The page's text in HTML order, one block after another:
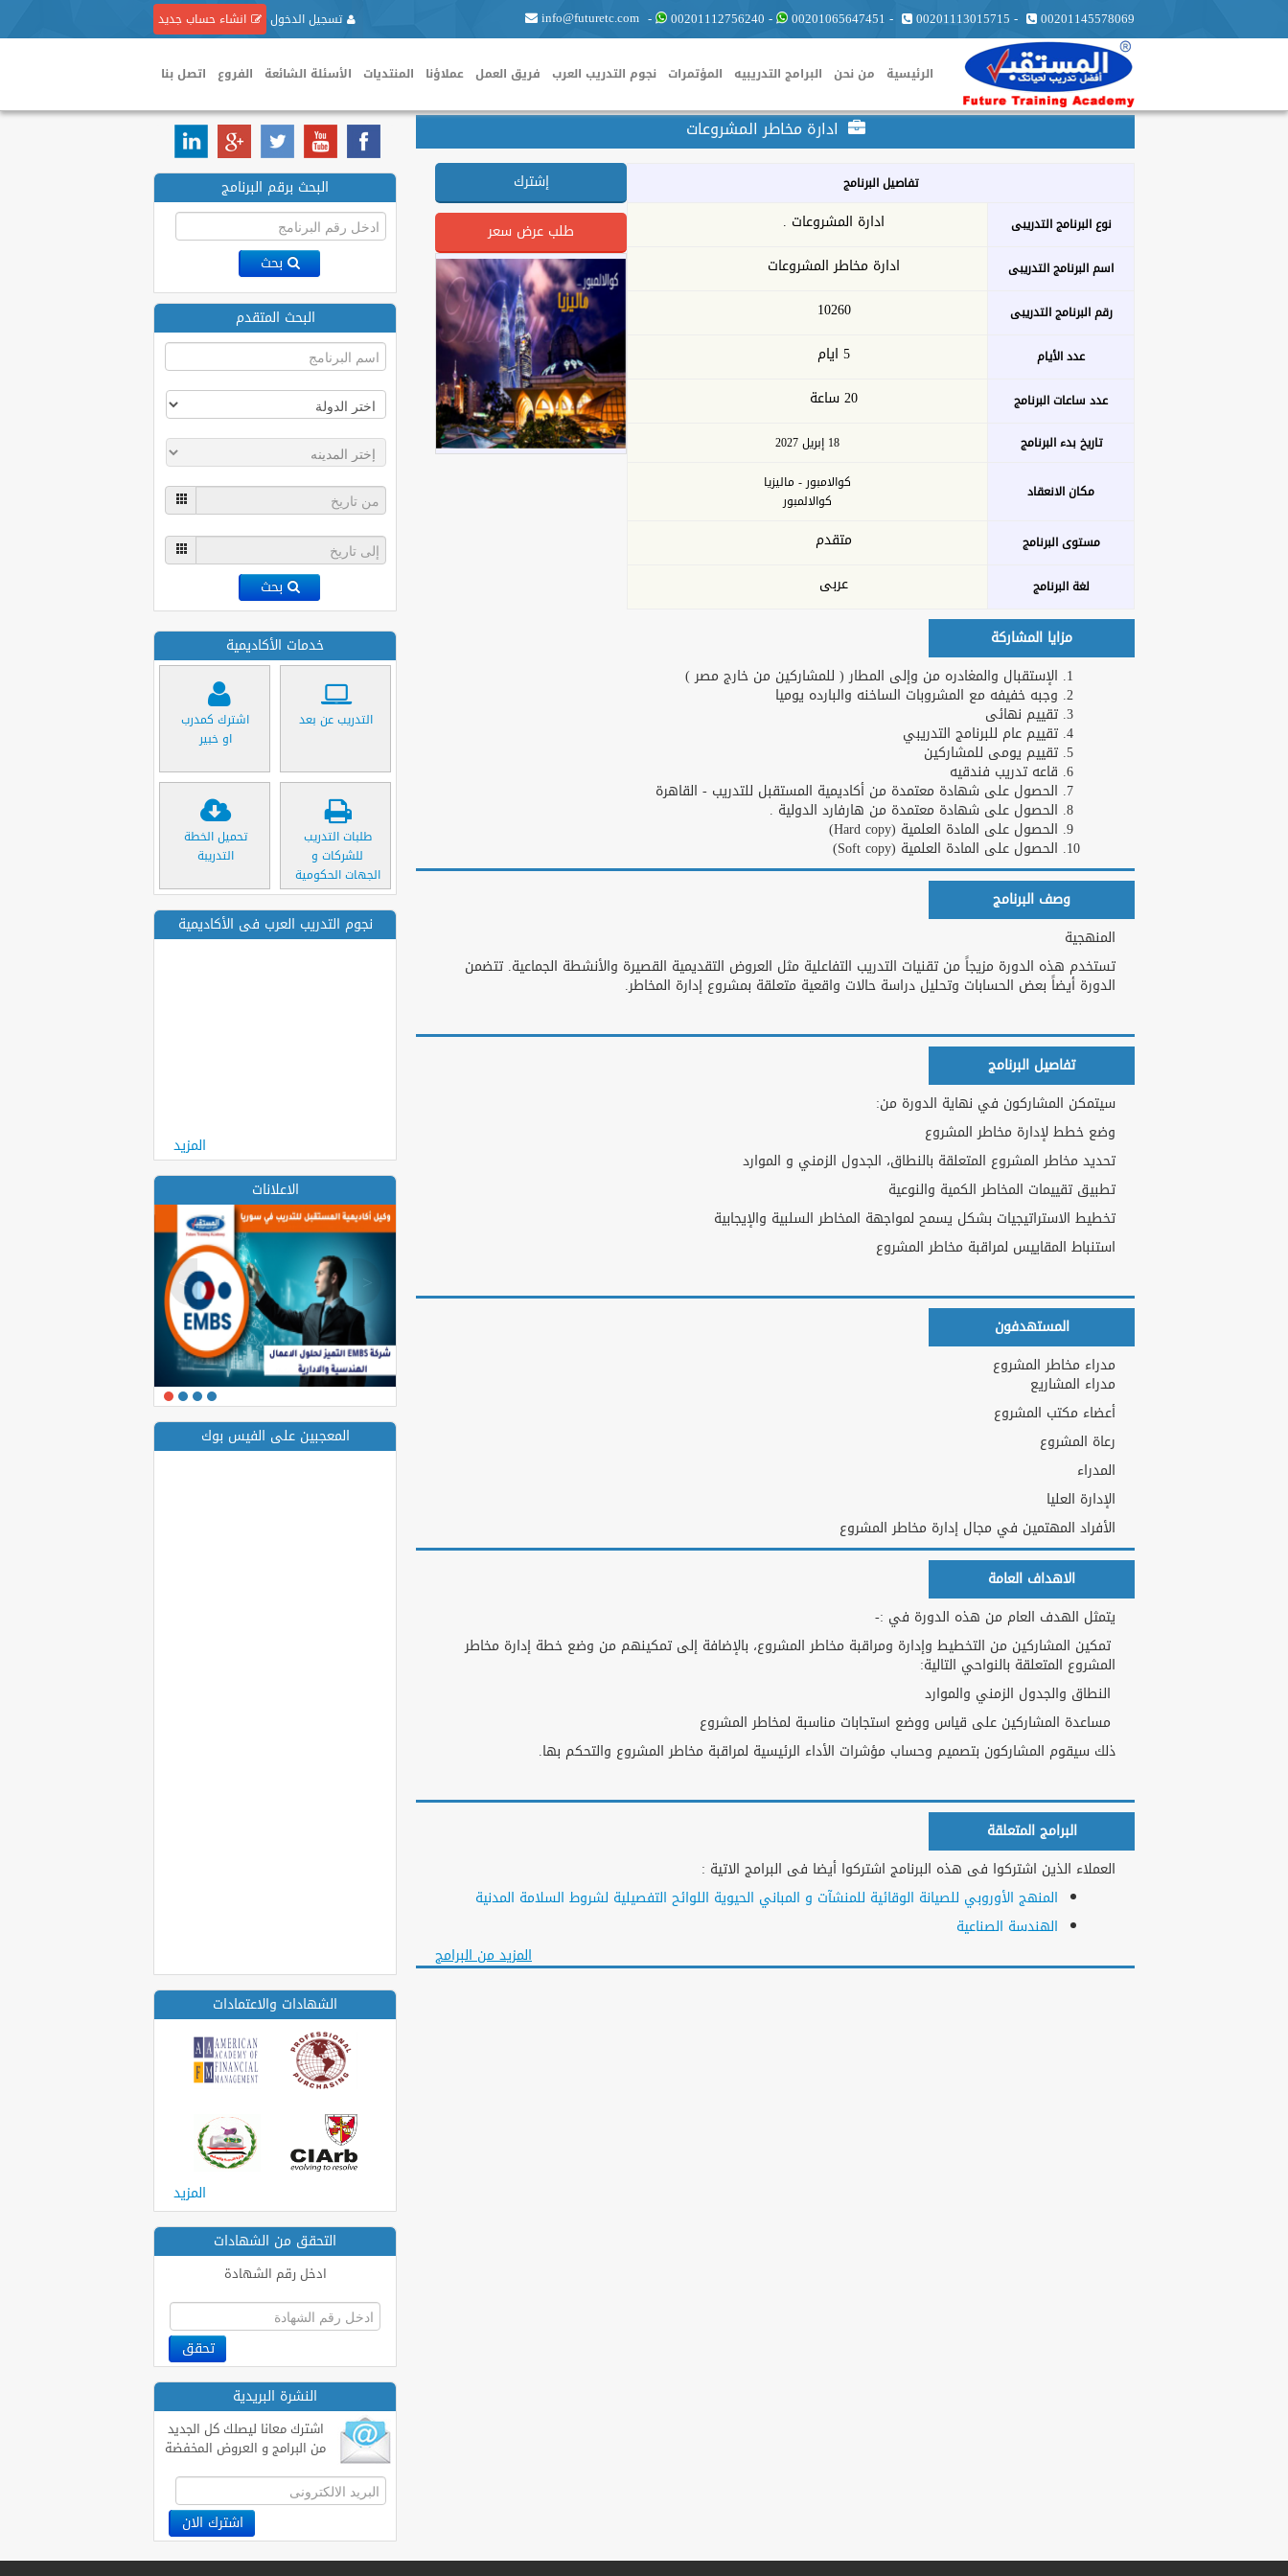
تسجيل الدخول انشاء حساب جديد 00201145578069
-
00201113015715
-
00201065647451
-
00201112756240
-
info@futuretc.com
الرئيسية من نحن البرامج التدريبيه المؤتمرات نجوم التدريب العرب فريق العمل عملاؤنا المنتديات الأسئلة الشائعة الفروع اتصل بنا
ادارة مخاطر المشروعات
تفاصيل البرنامج
نوع البرنامج التدريبى
ادارة المشروعات .
اسم البرنامج التدريبى ادارة مخاطر المشروعات
رقم البرنامج التدريبى 10260
عدد الأيام 5 ايام
عدد ساعات البرنامج 20 ساعة
تاريخ بدء البرنامج 18 إبريل 2027
مكان الانعقاد
كوالامبور - ماليزيا
كوالالمبور
مستوى البرنامج
متقدم
لغة البرنامج عربى
إشترك
طلب عرض سعر
مزايا المشاركة
الإستقبال والمغادره من وإلى المطار ( للمشاركين من خارج مصر )
وجبه خفيفه مع المشروبات الساخنه والبارده يوميا
تقييم نهائى
تقييم عام للبرنامج التدريبي
تقييم يومى للمشاركين
قاعه تدريب فندقيه
الحصول على شهادة معتمدة من أكاديمية المستقبل للتدريب - القاهرة
الحصول على شهادة معتمدة من هارفارد الدولية .
الحصول على المادة العلمية (Hard copy)
الحصول على المادة العلمية (Soft copy)
وصف البرنامج
المنهجية
تستخدم هذه الدورة مزيجاً من تقنيات التدريب التفاعلية مثل العروض التقديمية القصيرة والأنشطة الجماعية. تتضمن
الدورة أيضاً بعض الحسابات وتحليل دراسة حالات واقعية متعلقة بمشروع إدارة المخاطر.
تفاصيل البرنامج
سيتمكن المشاركون في نهاية الدورة من:
وضع خطط لإدارة مخاطر المشروع
تحديد مخاطر المشروع المتعلقة بالنطاق، الجدول الزمني و الموارد
تطبيق تقييمات المخاطر الكمية والنوعية
تخطيط الاستراتيجيات بشكل يسمح لمواجهة المخاطر السلبية والإيجابية
استنباط المقاييس لمراقبة مخاطر المشروع
المستهدفون
مدراء مخاطر المشروع
مدراء المشاريع
أعضاء مكتب المشروع
رعاة المشروع
المدراء
الإدارة العليا
الأفراد المهتمين في مجال إدارة مخاطر المشروع
الاهداف العامة
يتمثل الهدف العام من هذه الدورة في :-
تمكين المشاركين من التخطيط وإدارة ومراقبة مخاطر المشروع، بالإضافة إلى تمكينهم من وضع خطة إدارة مخاطر
المشروع المتعلقة بالنواحي التالية:
النطاق والجدول الزمني والموارد
مساعدة المشاركين على قياس ووضع استجابات مناسبة لمخاطر المشروع
ذلك سيقوم المشاركون بتصميم وحساب مؤشرات الأداء الرئيسية لمراقبة مخاطر المشروع والتحكم بها.
البرامج المتعلقة
العملاء الذين اشتركوا فى هذه البرنامج اشتركوا أيضا فى البرامج الاتية :
المنهج الأوروبي للصيانة الوقائية للمنشآت و المباني الحيوية اللوائح التفصيلية لشروط السلامة المدنية
الهندسة الصناعية
المزيد من البرامج
البحث برقم البرنامج
بحث
البحث المتقدم
بحث
خدمات الأكاديمية
التدريب عن بعد
اشترك كمدرب
او خبير
طلبات التدريب
للشركات و
الجهات الحكومية
تحميل الخطة
التدريبة
نجوم التدريب العرب فى الأكاديمية
المزيد
الاعلانات
> <
المعجبين على الفيس بوك
الشهادات والاعتمادات
المزيد
التحقق من الشهادات
ادخل رقم الشهادة
النشرة البريدية
اشترك معانا ليصلك كل الجديد
من البرامج و العروض المخفضة